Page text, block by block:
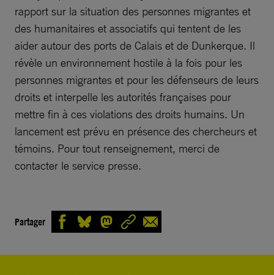
rapport sur la situation des personnes migrantes et
des humanitaires et associatifs qui tentent de les
aider autour des ports de Calais et de Dunkerque. Il
révèle un environnement hostile à la fois pour les
personnes migrantes et pour les défenseurs de leurs
droits et interpelle les autorités françaises pour
mettre fin à ces violations des droits humains. Un
lancement est prévu en présence des chercheurs et
témoins. Pour tout renseignement, merci de
contacter le service presse.
Partager